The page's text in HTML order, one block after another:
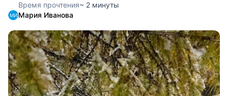
Время прочтения~ 2 минуты
Мария Иванова